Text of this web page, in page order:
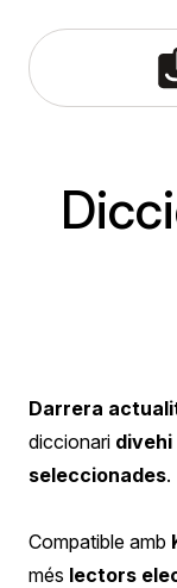
Darrera
diccionari divehi
seleccionades.
Compatible amb
més lectors